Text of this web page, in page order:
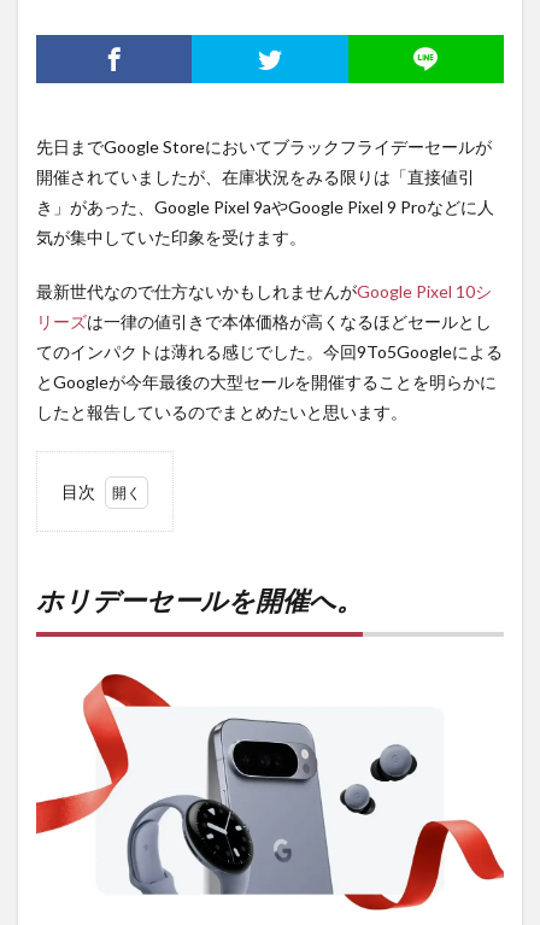
先日までGoogle Storeにおいてブラックフライデーセールが
開催されていましたが、在庫状況をみる限りは「直接値引
き」があった、Google Pixel 9aやGoogle Pixel 9 Proなどに人
気が集中していた印象を受けます。
最新世代なので仕方ないかもしれませんがGoogle Pixel 10シ
リーズは一律の値引きで本体価格が高くなるほどセールとし
てのインパクトは薄れる感じでした。今回9To5Googleによる
とGoogleが今年最後の大型セールを開催することを明らかに
したと報告しているのでまとめたいと思います。
目次
セー
ルを
開催
間不
要の
ホリデーセールを開催へ。